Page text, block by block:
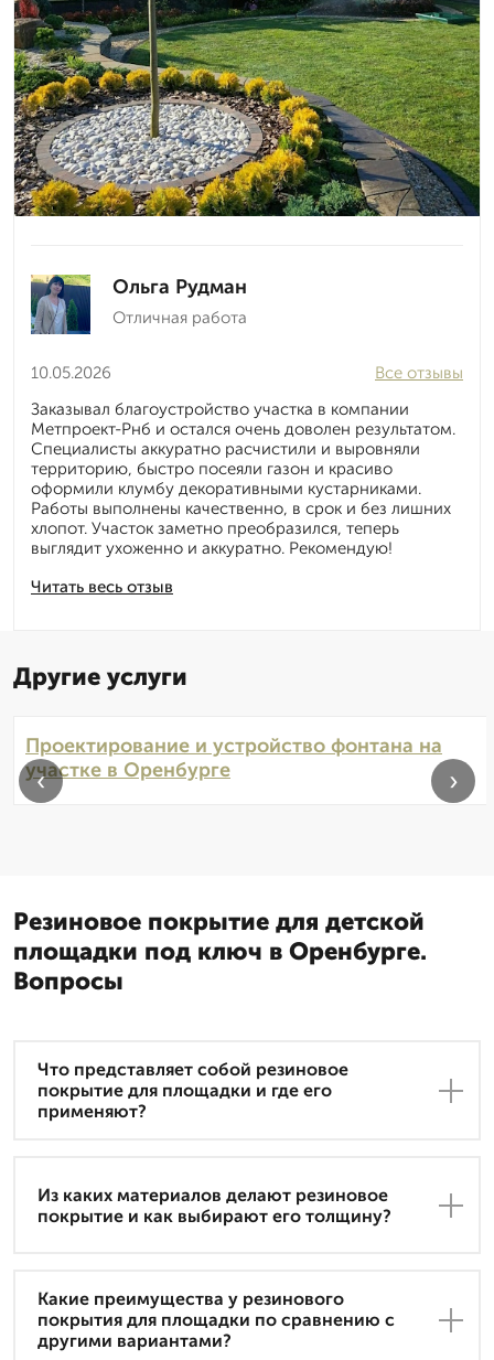
Ольга Рудман
Отличная работа
10.05.2026
Читать весь отзыв
Все отзывы
Заказывал благоустройство участка в компании
Метпроект-Рнб и остался очень доволен результатом.
Специалисты аккуратно расчистили и выровняли
территорию, быстро посеяли газон и красиво
оформили клумбу декоративными кустарниками.
Работы выполнены качественно, в срок и без лишних
хлопот. Участок заметно преобразился, теперь
выглядит ухоженно и аккуратно. Рекомендую!
Другие услуги
Проектирование и устройство фонтана на
участке в Оренбурге
‹ ›
Резиновое покрытие для детской
площадки под ключ в Оренбурге.
Вопросы
Что представляет собой резиновое
покрытие для площадки и где его
применяют?
Из каких материалов делают резиновое
покрытие и как выбирают его толщину?
Какие преимущества у резинового
покрытия для площадки по сравнению с
другими вариантами?